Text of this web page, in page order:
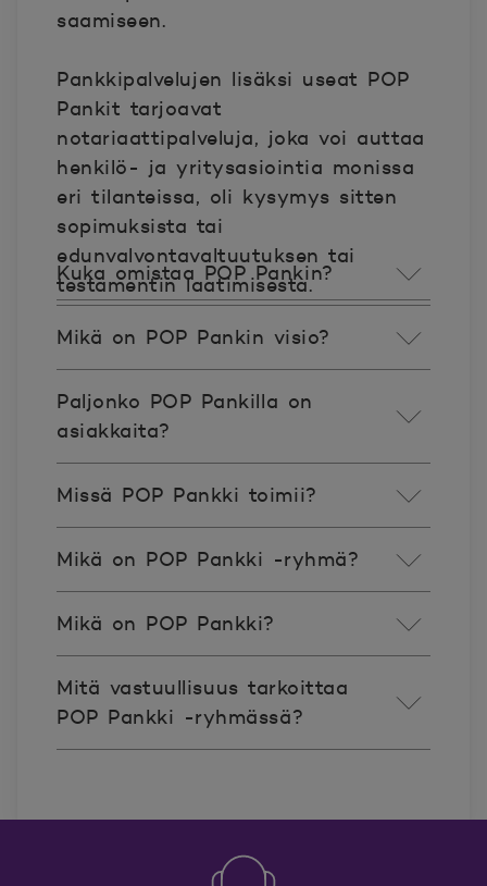
saamiseen.
Pankkipalvelujen lisäksi useat POP
Pankit tarjoavat
notariaattipalveluja, joka voi auttaa
henkilö- ja yritysasiointia monissa
eri tilanteissa, oli kysymys sitten
sopimuksista tai
edunvalvontavaltuutuksen tai
testamentin laatimisesta.
Kuka omistaa POP Pankin?
Mikä on POP Pankin visio?
Paljonko POP Pankilla on
asiakkaita?
Missä POP Pankki toimii?
Mikä on POP Pankki -ryhmä?
Mikä on POP Pankki?
Mitä vastuullisuus tarkoittaa
POP Pankki -ryhmässä?